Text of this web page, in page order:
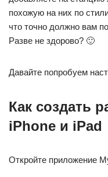
похожую на них по
что точно должно вам
Разве не здорово? 🙂
Давайте попробуем
Как создать
iPhone и iPad
Откройте приложение